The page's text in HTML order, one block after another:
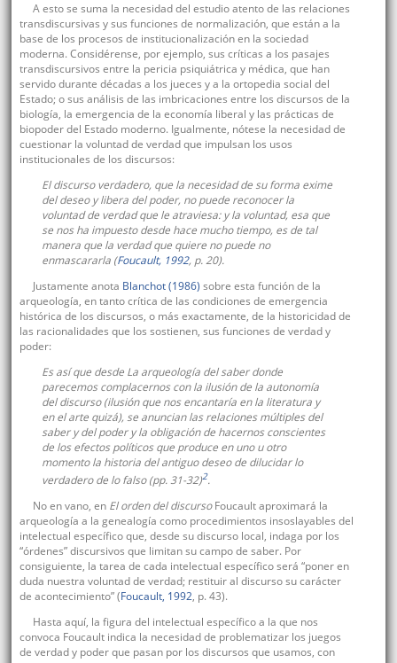
A esto se suma la necesidad del estudio atento de las relaciones
transdiscursivas y sus funciones de normalización, que están a la
base de los procesos de institucionalización en la sociedad
moderna. Considérense, por ejemplo, sus críticas a los pasajes
transdiscursivos entre la pericia psiquiátrica y médica, que han
servido durante décadas a los jueces y a la ortopedia social del
Estado; o sus análisis de las imbricaciones entre los discursos de la
biología, la emergencia de la economía liberal y las prácticas de
biopoder del Estado moderno. Igualmente, nótese la necesidad de
cuestionar la voluntad de verdad que impulsan los usos
institucionales de los discursos:
El discurso verdadero, que la necesidad de su forma exime
del deseo y libera del poder, no puede reconocer la
voluntad de verdad que le atraviesa: y la voluntad, esa que
se nos ha impuesto desde hace mucho tiempo, es de tal
manera que la verdad que quiere no puede no
enmascararla (Foucault, 1992, p. 20).
Justamente anota Blanchot (1986) sobre esta función de la
arqueología, en tanto crítica de las condiciones de emergencia
histórica de los discursos, o más exactamente, de la historicidad de
las racionalidades que los sostienen, sus funciones de verdad y
poder:
Es así que desde La arqueología del saberdonde
parecemos complacernos con la ilusión de la autonomía
del discurso (ilusión que nos encantaría en la literatura y
en el arte quizá), se anuncian las relaciones múltiples del
saber y del poder y la obligación de hacernos conscientes
de los efectos políticos que produce en uno u otro
momento la historia del antiguo deseo de dilucidar lo
verdadero de lo falso (pp. 31-32)2.
No en vano, en El orden del discursoFoucault aproximará la
arqueología a la genealogía como procedimientos insoslayables del
intelectual específico que, desde su discurso local, indaga por los
“órdenes” discursivos que limitan su campo de saber. Por
consiguiente, la tarea de cada intelectual específico será “poner en
duda nuestra voluntad de verdad; restituir al discurso su carácter
de acontecimiento” (Foucault, 1992, p. 43).
Hasta aquí, la figura del intelectual específico a la que nos
convoca Foucault indica la necesidad de problematizar los juegos
de verdad y poder que pasan por los discursos que usamos, con